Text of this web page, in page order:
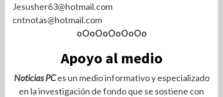
Jesusher63@hotmail.com
cntnotas@hotmail.com
oOoOoOoOoOo
Apoyo al medio
Noticias PCes un medio informativo y especializado
en la investigación de fondo que se sostiene con